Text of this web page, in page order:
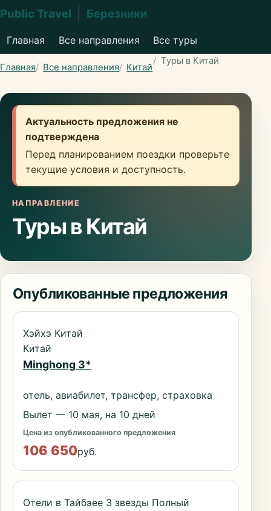
Public Travel Березники
Главная Все направления Все туры
Главная Все направления Китай
Туры в Китай
Актуальность предложения не
подтверждена
Перед планированием поездки проверьте
текущие условия и доступность.
НАПРАВЛЕНИЕ
Туры в Китай
Опубликованные предложения
Хэйхэ Китай
Китай
Minghong 3*
отель, авиабилет, трансфер, страховка
Вылет — 10 мая, на 10 дней
Цена из опубликованного предложения
106 650руб.
Отели в Тайбэее 3 звезды Полный